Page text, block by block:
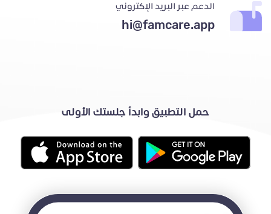
الدعم عبر البريد الإكتروني
hi@famcare.app
حمل التطبيق وابدأ جلستك الأولى